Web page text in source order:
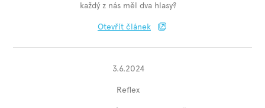
každý z nás měl dva hlasy?
Otevřít článek
3.6.2024
Reflex